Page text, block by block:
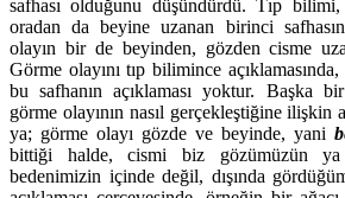
safhası olduğunu düşündürdü. Tıp
oradan da beyine uzanan birinci
olayın bir de beyinden, gözden cisme
Görme olayını tıp bilimince
bu safhanın açıklaması yoktur. Başka
görme olayının nasıl gerçekleştiğine ilişkin
ya; görme olayı gözde ve beyinde, yani
bittiği halde, cismi biz gözümüzün
bedenimizin içinde değil, dışında